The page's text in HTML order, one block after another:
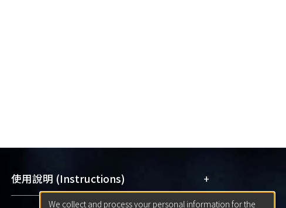
使用說明 (Instructions) +
We collect and process your personal information for the